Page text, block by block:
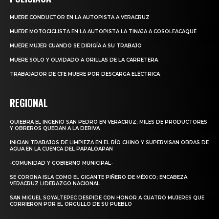
MUERE CONDUCTOR EN LA AUTOPISTA A VERACRUZ
MUERE MOTOCICLISTA EN LA AUTOPISTA LA TINAJA A COSOLEACAQUE
MUERE MUJER CUANDO SE DIRIGÍA A SU TRABAJO
MUERE SOLO Y OLVIDADO A ORILLAS DE LA CARRETERA
TRABAJADOR DE CFE MUERE POR DESCARGA ELÉCTRICA
REGIONAL
QUIEBRA EL INGENIO SAN PEDRO EN VERACRUZ; MILES DE PRODUCTORES
Y OBREROS QUEDAN A LA DERIVA
INICIAN TRABAJOS DE LIMPIEZA EN EL RÍO CHINO Y SUPERVISAN OBRAS DE
AGUA EN LA CUENCA DEL PAPALOAPAN
-COMUNIDAD Y GOBIERNO MUNICIPAL-
SE CORONA ISLA COMO EL GIGANTE PIÑERO DE MÉXICO; ENCABEZA
VERACRUZ LIDERAZGO NACIONAL
SAN MIGUEL SOYALTEPEC DESPIDE CON HONOR A CUATRO MUJERES QUE
CORRIERON POR EL ORGULLO DE SU PUEBLO